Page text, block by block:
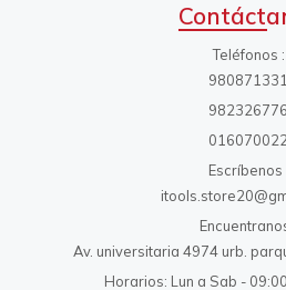
Teléfonos
980871331
982326776
Escríbenos
Av. universitaria 4974 urb.
Horarios: Lun a Sab -